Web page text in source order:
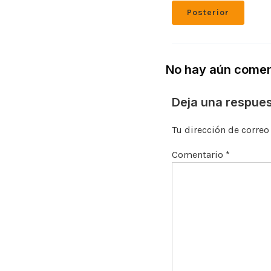
Posterior
No hay aún
Deja una
Tu dirección de
Comentario *